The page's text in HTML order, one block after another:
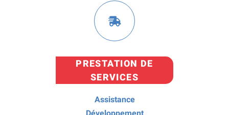
PRESTATION DE
SERVICES
Assistance